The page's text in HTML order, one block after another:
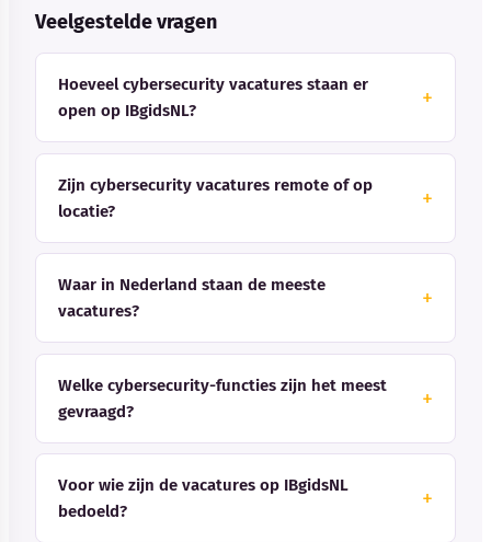
Veelgestelde vragen
Hoeveel cybersecurity vacatures staan er
open op IBgidsNL?
Zijn cybersecurity vacatures remote of op
locatie?
Waar in Nederland staan de meeste
vacatures?
Welke cybersecurity-functies zijn het meest
gevraagd?
Voor wie zijn de vacatures op IBgidsNL
bedoeld?